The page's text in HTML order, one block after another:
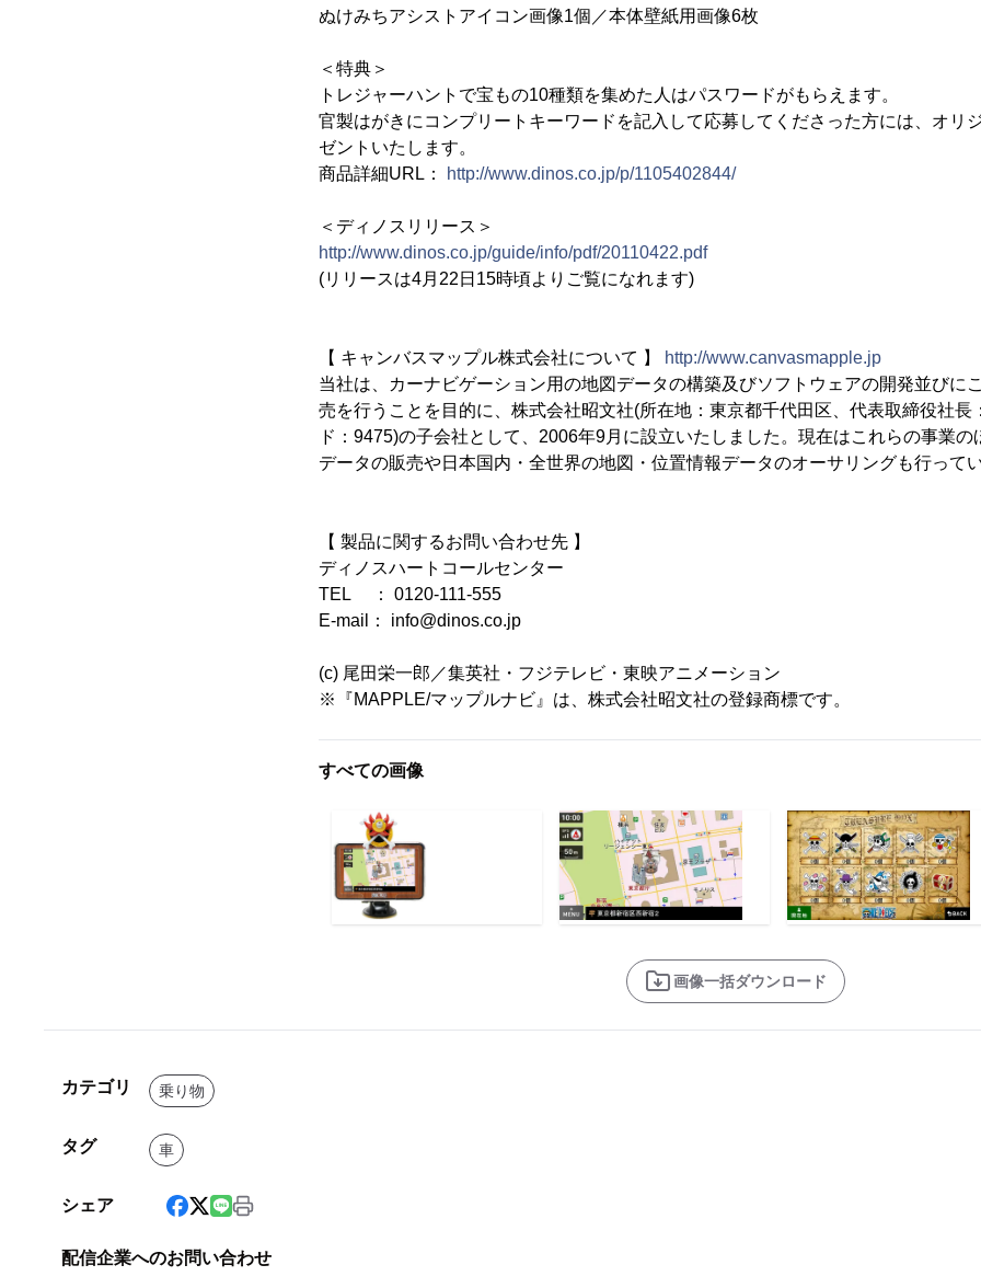
ぬけみちアシストアイコン画像1個／本体壁紙用画像6枚
＜特典＞
トレジャーハントで宝もの10種類を集めた人はパスワードがもらえます。
官製はがきにコンプリートキーワードを記入して応募してくださった方には、オリ
ゼントいたします。
商品詳細URL：
http://www.dinos.co.jp/p/1105402844/
＜ディノスリリース＞
http://www.dinos.co.jp/guide/info/pdf/20110422.pdf
(リリースは4月22日15時頃よりご覧になれます)
【 キャンバスマップル株式会社について 】
http://www.canvasmapple.jp
当社は、カーナビゲーション用の地図データの構築及びソフトウェアの開発並びに
売を行うことを目的に、株式会社昭文社(所在地：東京都千代田区、代表取締役社長
ド：9475)の子会社として、2006年9月に設立いたしました。現在はこれらの事業
データの販売や日本国内・全世界の地図・位置情報データのオーサリングも行ってい
【 製品に関するお問い合わせ先 】
ディノスハートコールセンター
TEL ： 0120-111-555
E-mail： info@dinos.co.jp
(c) 尾田栄一郎／集英社・フジテレビ・東映アニメーション
※『MAPPLE/マップルナビ』は、株式会社昭文社の登録商標です。
すべての画像
画像一括ダウンロード
カテゴリ 乗り物
タグ 車
シェア
配信企業へのお問い合わせ